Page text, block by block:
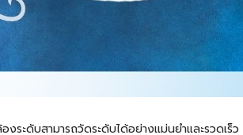
ระดับสามารถวัดระดับได้อย่างแม่นยำและรวดเร็